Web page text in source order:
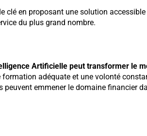
clé en proposant une solution accessible
du plus grand nombre.
Artificielle peut transformer le
formation adéquate et une volonté
peuvent emmener le domaine financier